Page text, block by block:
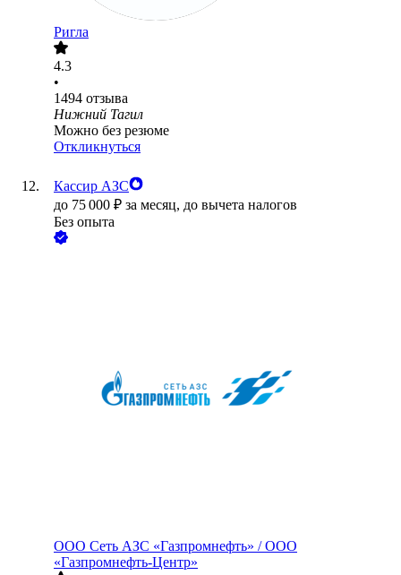
Ригла
4.3
•
1494 отзыва
Нижний Тагил
Можно без резюме
Откликнуться
Кассир АЗС
до 75 000 ₽ за месяц, до вычета налогов
Без опыта
ООО Сеть АЗС «Газпромнефть» / ООО
«Газпромнефть-Центр»